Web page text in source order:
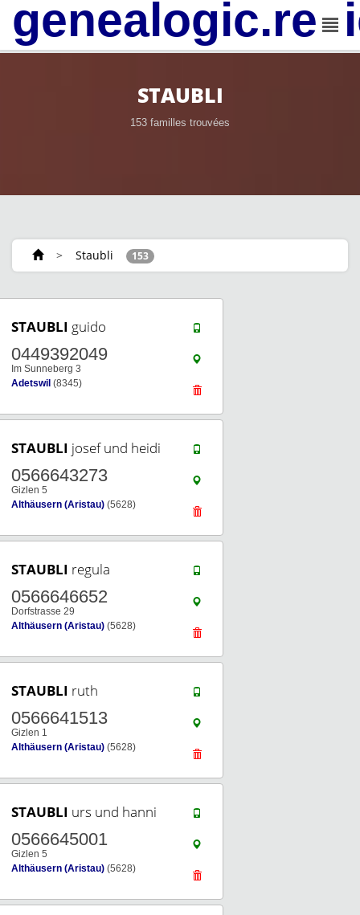
STAUBLI
153 familles trouvées
> Staubli 153
STAUBLI guido
0449392049
Im Sunneberg 3
Adetswil (8345)
STAUBLI josef und heidi
0566643273
Gizlen 5
Althäusern (Aristau) (5628)
STAUBLI regula
0566646652
Dorfstrasse 29
Althäusern (Aristau) (5628)
STAUBLI ruth
0566641513
Gizlen 1
Althäusern (Aristau) (5628)
STAUBLI urs und hanni
0566645001
Gizlen 5
Althäusern (Aristau) (5628)